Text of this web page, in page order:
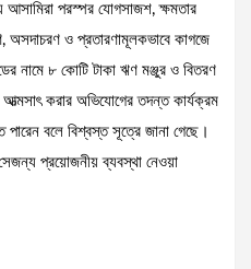
পরস্পর যোগসাজশ, ক্ষমতার
অসদাচরণ ও প্রতারণামূলকভাবে কাগজে
নামে ৮ কোটি টাকা ঋণ মঞ্জুর ও বিতরণ
আত্মসাৎ করার অভিযোগের তদন্ত কার্যক্রম
পারেন বলে বিশ্বস্ত সূত্রে জানা গেছে।
সেজন্য প্রয়োজনীয় ব্যবস্থা নেওয়া